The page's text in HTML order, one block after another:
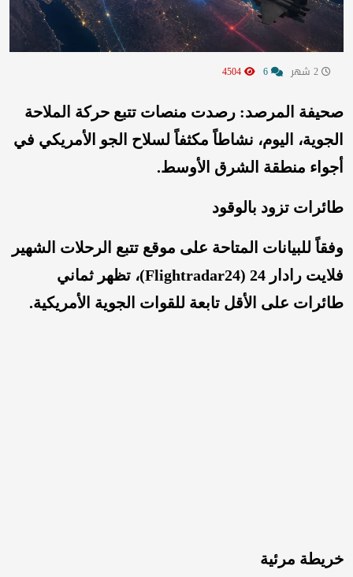
صحيفة المرصد: رصدت منصات تتبع حركة الملاحة
الجوية، اليوم، نشاطاً مكثفاً لسلاح الجو الأمريكي في
أجواء منطقة الشرق الأوسط.
طائرات تزود بالوقود
وفقاً للبيانات المتاحة على موقع تتبع الرحلات الشهير
فلایت رادار 24 (Flightradar24)، تظهر ثماني
طائرات على الأقل تابعة للقوات الجوية الأمريكية.
خريطة مرئية